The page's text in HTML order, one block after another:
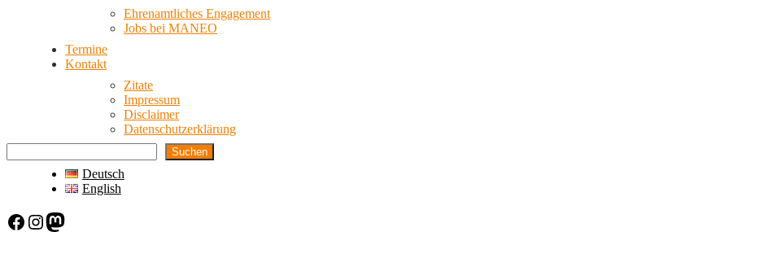
Ehrenamtliches Engagement
Jobs bei MANEO
Termine
Kontakt
Zitate
Impressum
Disclaimer
Datenschutzerklärung
Suchen
Deutsch
English
Facebook Instagram Mastodon